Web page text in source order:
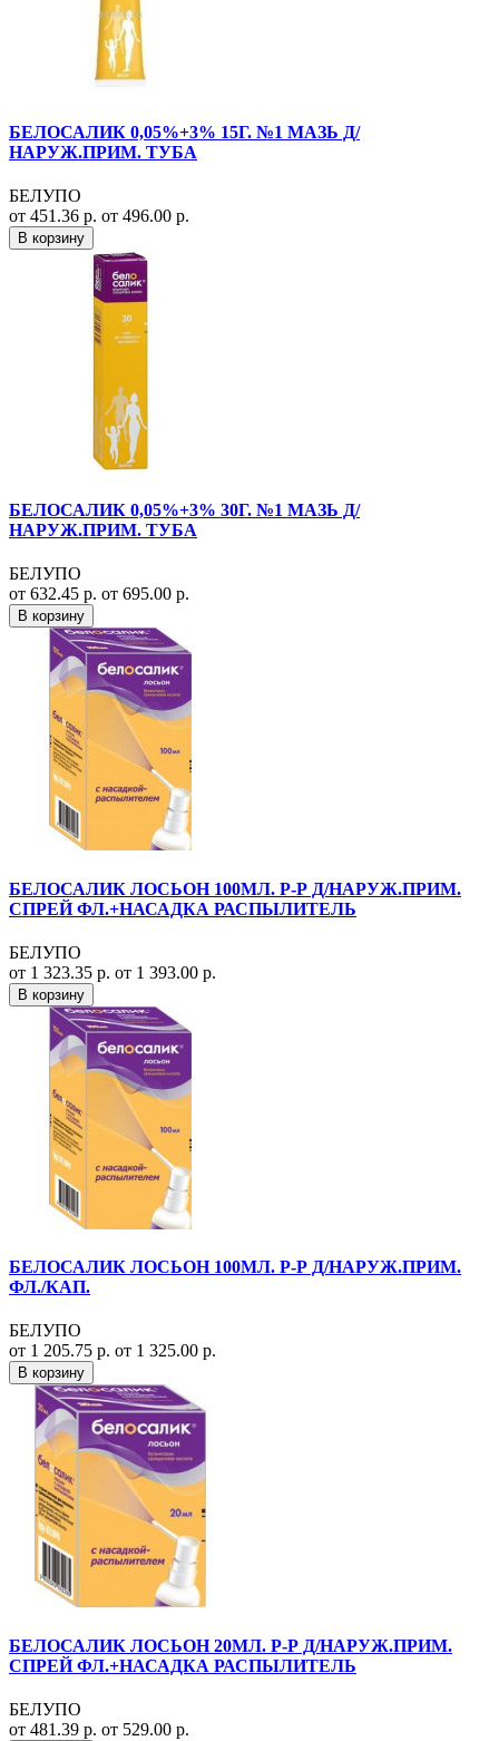
БЕЛОСАЛИК 0,05%+3% 15Г. №1 МАЗЬ Д/
НАРУЖ.ПРИМ. ТУБА
БЕЛУПО
от 451.36 р. от 496.00 р.
В корзину
БЕЛОСАЛИК 0,05%+3% 30Г. №1 МАЗЬ Д/
НАРУЖ.ПРИМ. ТУБА
БЕЛУПО
от 632.45 р. от 695.00 р.
В корзину
БЕЛОСАЛИК ЛОСЬОН 100МЛ. Р-Р Д/НАРУЖ.ПРИМ.
СПРЕЙ ФЛ.+НАСАДКА РАСПЫЛИТЕЛЬ
БЕЛУПО
от 1 323.35 р. от 1 393.00 р.
В корзину
БЕЛОСАЛИК ЛОСЬОН 100МЛ. Р-Р Д/НАРУЖ.ПРИМ.
ФЛ./КАП.
БЕЛУПО
от 1 205.75 р. от 1 325.00 р.
В корзину
БЕЛОСАЛИК ЛОСЬОН 20МЛ. Р-Р Д/НАРУЖ.ПРИМ.
СПРЕЙ ФЛ.+НАСАДКА РАСПЫЛИТЕЛЬ
БЕЛУПО
от 481.39 р. от 529.00 р.